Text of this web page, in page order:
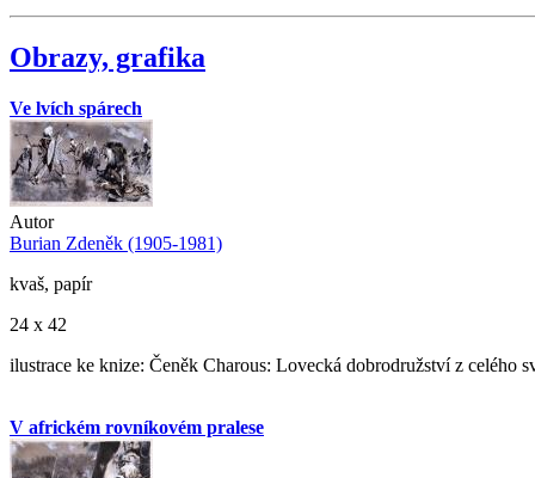
Obrazy, grafika
Ve lvích spárech
Autor
Burian Zdeněk (1905-1981)
kvaš, papír
24 x 42
ilustrace ke knize: Čeněk Charous: Lovecká dobrodružství z celého
V africkém rovníkovém pralese